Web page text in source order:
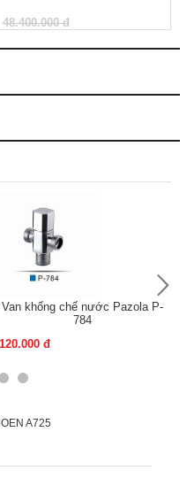
48.400.000 đ
Van khống chế nước Pazola P-
784
120.000 đ
A725